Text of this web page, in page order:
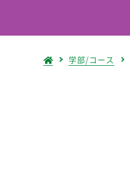
学部/コース